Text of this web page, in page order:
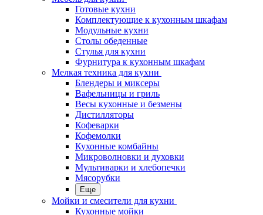
Готовые кухни
Комплектующие к кухонным шкафам
Модульные кухни
Столы обеденные
Стулья для кухни
Фурнитура к кухонным шкафам
Мелкая техника для кухни
Блендеры и миксеры
Вафельницы и гриль
Весы кухонные и безмены
Дистилляторы
Кофеварки
Кофемолки
Кухонные комбайны
Микроволновки и духовки
Мультиварки и хлебопечки
Мясорубки
Еще
Мойки и смесители для кухни
Кухонные мойки